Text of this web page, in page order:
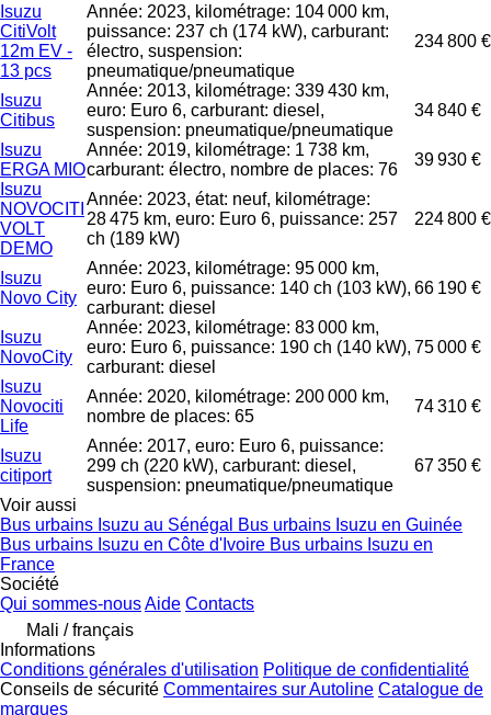
Isuzu
CitiVolt
12m EV -
13 pcs
Année: 2023, kilométrage: 104 000 km,
puissance: 237 ch (174 kW), carburant:
électro, suspension:
pneumatique/pneumatique
234 800 €
Isuzu
Citibus
Année: 2013, kilométrage: 339 430 km,
euro: Euro 6, carburant: diesel,
suspension: pneumatique/pneumatique
34 840 €
Isuzu
ERGA MIO
Année: 2019, kilométrage: 1 738 km,
carburant: électro, nombre de places: 76
39 930 €
Isuzu
NOVOCITI
VOLT
DEMO
Année: 2023, état: neuf, kilométrage:
28 475 km, euro: Euro 6, puissance: 257
ch (189 kW)
224 800 €
Isuzu
Novo City
Année: 2023, kilométrage: 95 000 km,
euro: Euro 6, puissance: 140 ch (103 kW),
carburant: diesel
66 190 €
Isuzu
NovoCity
Année: 2023, kilométrage: 83 000 km,
euro: Euro 6, puissance: 190 ch (140 kW),
carburant: diesel
75 000 €
Isuzu
Novociti
Life
Année: 2020, kilométrage: 200 000 km,
nombre de places: 65
74 310 €
Isuzu
citiport
Année: 2017, euro: Euro 6, puissance:
299 ch (220 kW), carburant: diesel,
suspension: pneumatique/pneumatique
67 350 €
Voir aussi
Bus urbains Isuzu au Sénégal
Bus urbains Isuzu en Guinée
Bus urbains Isuzu en Côte d'Ivoire Bus urbains Isuzu en
France
Société
Qui sommes-nousAide Contacts
Mali / français
Informations
Conditions générales d'utilisation Politique de confidentialité
Conseils de sécurité Commentaires sur Autoline Catalogue de
marques